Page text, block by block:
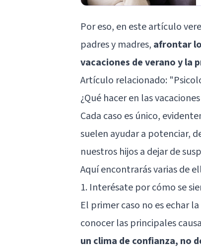
Por eso, en este artículo
padres y madres, afrontar
vacaciones de verano y la
Artículo relacionado:
¿Qué hacer en las
Cada caso es único,
suelen ayudar a potenciar,
nuestros hijos a dejar de
Aquí encontrarás varias de
1. Interésate por cómo se
El primer caso no es echar
conocer las principales
un clima de confianza, no